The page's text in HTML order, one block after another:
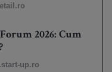
2026: Cum
up.ro